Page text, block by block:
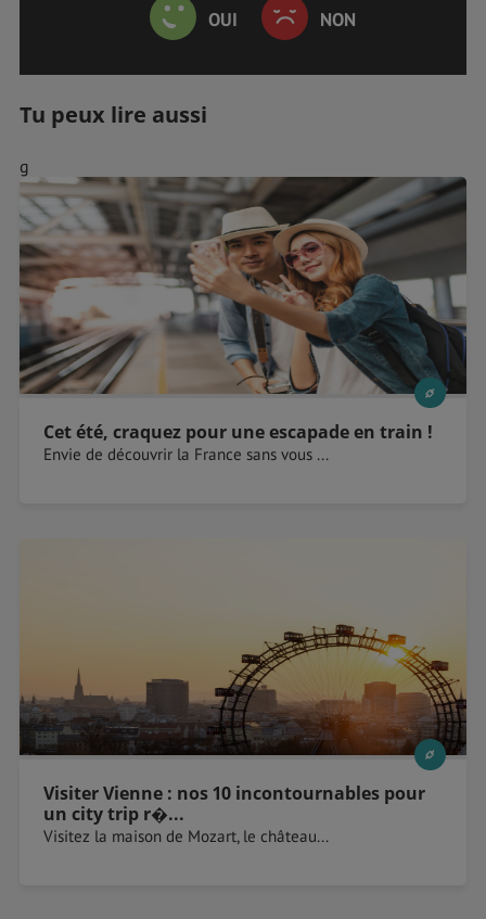
OUI NON
Tu peux lire aussi
g
Cet été, craquez pour une escapade en train !
Envie de découvrir la France sans vous ...
Visiter Vienne : nos 10 incontournables pour
un city trip r�...
Visitez la maison de Mozart, le château...